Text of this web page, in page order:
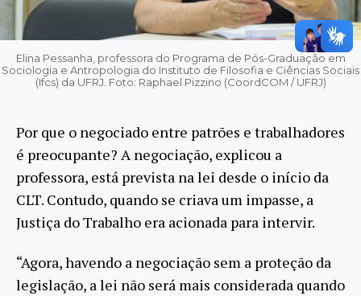
Elina Pessanha, professora do Programa de Pós-Graduação em
Sociologia e Antropologia do Instituto de Filosofia e Ciências Sociais
(Ifcs) da UFRJ. Foto: Raphael Pizzino (CoordCOM / UFRJ)
Por que o negociado entre patrões e trabalhadores
é preocupante? A negociação, explicou a
professora, está prevista na lei desde o início da
CLT. Contudo, quando se criava um impasse, a
Justiça do Trabalho era acionada para intervir.
“Agora, havendo a negociação sem a proteção da
legislação, a lei não será mais considerada quando